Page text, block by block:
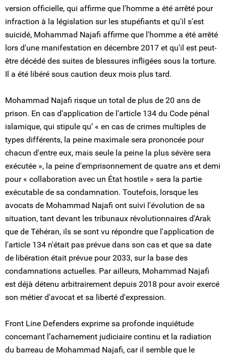
version officielle, qui affirme que l'homme a été arrêté pour
infraction à la législation sur les stupéfiants et qu'il s'est
suicidé, Mohammad Najafi affirme que l'homme a été arrêté
lors d'une manifestation en décembre 2017 et qu'il est peut-
être décédé des suites de blessures infligées sous la torture.
Il a été libéré sous caution deux mois plus tard.
Mohammad Najafi risque un total de plus de 20 ans de
prison. En cas d'application de l'article 134 du Code pénal
islamique, qui stipule qu’ « en cas de crimes multiples de
types différents, la peine maximale sera prononcée pour
chacun d'entre eux, mais seule la peine la plus sévère sera
exécutée », la peine d'emprisonnement de quatre ans et demi
pour « collaboration avec un État hostile » sera la partie
exécutable de sa condamnation. Toutefois, lorsque les
avocats de Mohammad Najafi ont suivi l'évolution de sa
situation, tant devant les tribunaux révolutionnaires d'Arak
que de Téhéran, ils se sont vu répondre que l'application de
l'article 134 n'était pas prévue dans son cas et que sa date
de libération était prévue pour 2033, sur la base des
condamnations actuelles. Par ailleurs, Mohammad Najafi
est déjà détenu arbitrairement depuis 2018 pour avoir exercé
son métier d'avocat et sa liberté d'expression.
Front Line Defenders exprime sa profonde inquiétude
concernant l’acharnement judiciaire continu et la radiation
du barreau de Mohammad Najafi, car il semble que le